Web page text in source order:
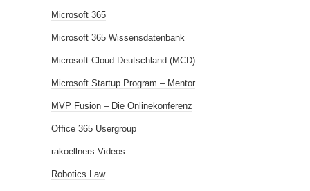
Microsoft 365
Microsoft 365 Wissensdatenbank
Microsoft Cloud Deutschland (MCD)
Microsoft Startup Program – Mentor
MVP Fusion – Die Onlinekonferenz
Office 365 Usergroup
rakoellners Videos
Robotics Law